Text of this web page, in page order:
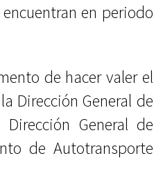
en periodo
de hacer valer el
Dirección General de
General de
de Autotransporte